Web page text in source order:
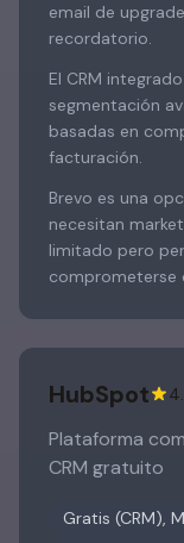
email de
recordatorio.
El CRM
segmentación
basadas en
facturación.
Brevo es una
necesitan
limitado pero
comprometerse
HubSpot
Plataforma
CRM gratuito
Gratis (CRM),